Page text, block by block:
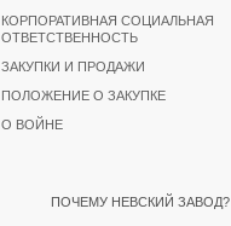
КОРПОРАТИВНАЯ СОЦИАЛЬНАЯ
ОТВЕТСТВЕННОСТЬ
ЗАКУПКИ И ПРОДАЖИ
ПОЛОЖЕНИЕ О ЗАКУПКЕ
О ВОЙНЕ
ПОЧЕМУ НЕВСКИЙ ЗАВОД?